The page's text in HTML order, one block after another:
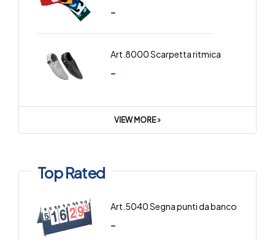
-
Art.8000 Scarpetta ritmica
-
VIEW MORE
Top Rated
Art.5040 Segna punti da banco
-